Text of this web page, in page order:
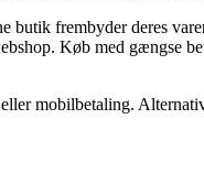
butik frembyder deres
Køb med gængse
mobilbetaling.